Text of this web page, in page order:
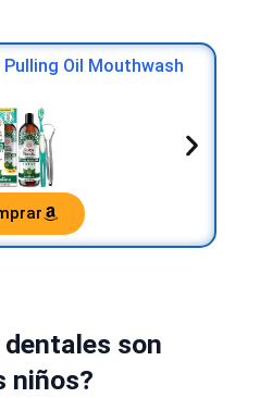
Oil Mouthwash
son
niños?